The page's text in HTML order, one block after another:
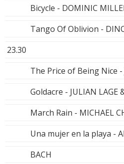
Bicycle - DOMINIC
Tango Of Oblivion -
23.30
The Price of Being Nice -
Goldacre - JULIAN LAGE
March Rain - MICHAEL
Una mujer en la playa -
BACH